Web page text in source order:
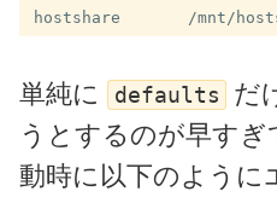
単純に defaults
だ
うとするのが早すぎ
動時に以下のように